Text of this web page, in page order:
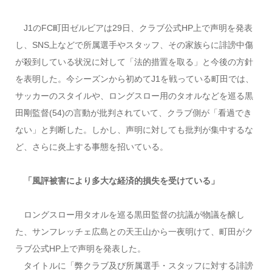
J1のFC町田ゼルビアは29日、クラブ公式HP上で声明を発表
し、SNS上などで所属選手やスタッフ、その家族らに誹謗中傷
が殺到している状況に対して「法的措置を取る」と今後の方針
を表明した。今シーズンから初めてJ1を戦っている町田では、
サッカーのスタイルや、ロングスロー用のタオルなどを巡る黒
田剛監督(54)の言動が批判されていて、クラブ側が「看過でき
ない」と判断した。しかし、声明に対しても批判が集中するな
ど、さらに炎上する事態を招いている。
「風評被害により多大な経済的損失を受けている」
ロングスロー用タオルを巡る黒田監督の抗議が物議を醸し
た、サンフレッチェ広島との天王山から一夜明けて、町田がク
ラブ公式HP上で声明を発表した。
タイトルに「弊クラブ及び所属選手・スタッフに対する誹謗